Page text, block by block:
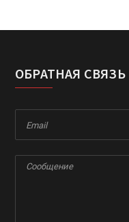
ОБРАТНАЯ СВЯЗЬ